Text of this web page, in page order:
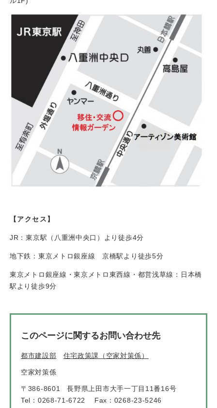
【アクセス】
JR：東京駅（八重洲中央口）より徒歩4分
地下鉄：東京メトロ銀座線 京橋駅より徒歩5分
東京メトロ銀座線・東京メトロ東西線・都営浅草線：日本橋
駅より徒歩9分
このページに関するお問い合わせ先
都市建設部 住宅政策課（空家対策係）
空家対策係
〒386-8601
長野県上田市大手一丁目11番16号
Tel：0268-71-6722
Fax：0268-23-5246